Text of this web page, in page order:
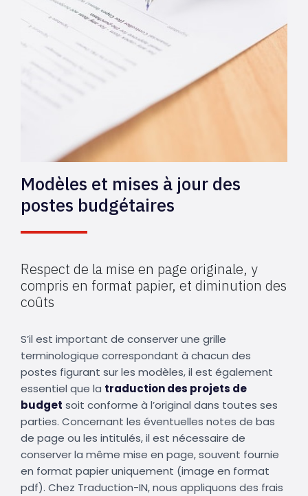
Modèles et mises à jour des
postes budgétaires
Respect de la mise en page originale, y
compris en format papier, et diminution des
coûts
S’il est important de conserver une grille
terminologique correspondant à chacun des
postes figurant sur les modèles, il est également
essentiel que la traduction des projets de
budget soit conforme à l’original dans toutes ses
parties. Concernant les éventuelles notes de bas
de page ou les intitulés, il est nécessaire de
conserver la même mise en page, souvent fournie
en format papier uniquement (image en format
pdf). Chez Traduction-IN, nous appliquons des frais